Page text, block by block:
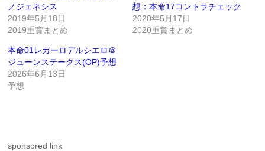
ノジェネシス
2019年5月18日
2019重賞まとめ
想：本命17コントラチェック
2020年5月17日
2020重賞まとめ
本命01レガーロデルシエロ＠
ジューンステークス(OP)予想
2026年6月13日
予想
sponsored link